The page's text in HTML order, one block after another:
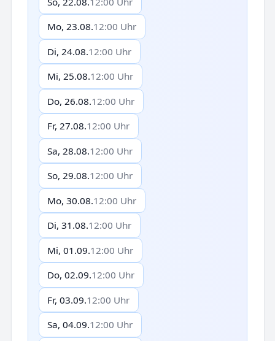
Mo, 23.08.12:00 Uhr
Di, 24.08.12:00 Uhr
Mi, 25.08.12:00 Uhr
Do, 26.08.12:00 Uhr
Fr, 27.08.12:00 Uhr
Sa, 28.08.12:00 Uhr
So, 29.08.12:00 Uhr
Mo, 30.08.12:00 Uhr
Di, 31.08.12:00 Uhr
Mi, 01.09.12:00 Uhr
Do, 02.09.12:00 Uhr
Fr, 03.09.12:00 Uhr
Sa, 04.09.12:00 Uhr